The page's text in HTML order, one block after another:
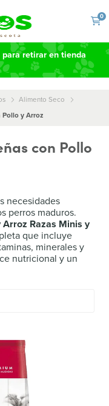
0
retirar en tienda
Alimento Seco
Pollo y Arroz
con Pollo
necesidades
perros maduros.
Razas Minis y
que incluye
minerales y
nutricional y un